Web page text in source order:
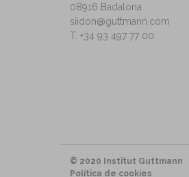
08916 Badalona
siidon@guttmann.com
T. +34 93 497 77 00
© 2020 Institut Guttmann
Política de cookies